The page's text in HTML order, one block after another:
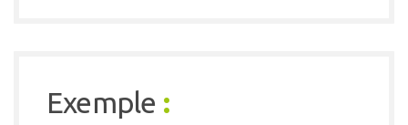
Exemple :